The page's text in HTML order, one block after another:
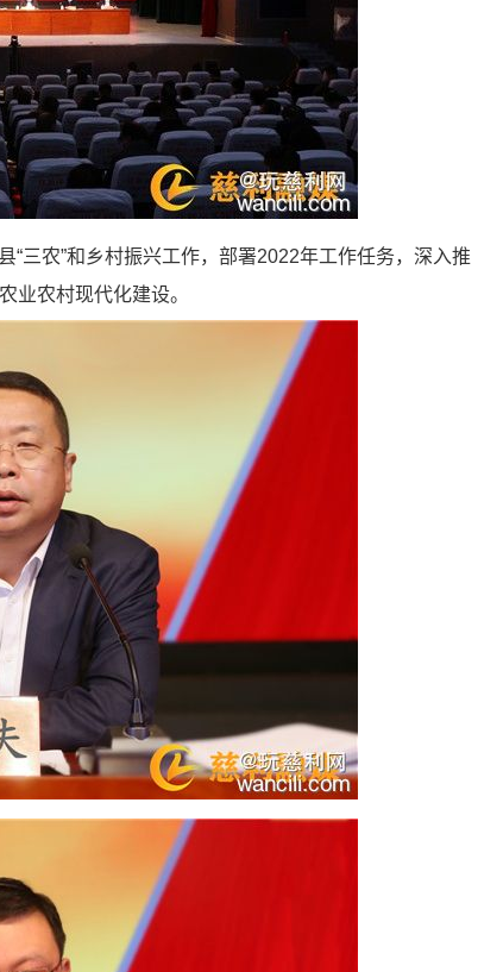
农”和乡村振兴工作，部署2022年工作任务，深入推
业农村现代化建设。